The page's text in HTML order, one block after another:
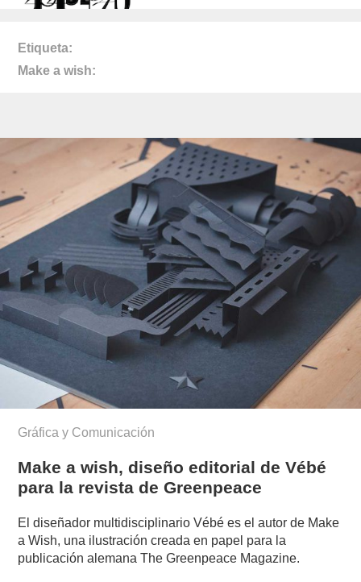
Etiqueta
Make a wish
Gráfica y Comunicación
Make a wish, diseño editorial de Vébé
para la revista de Greenpeace
El diseñador multidisciplinario Vébé es el autor de Make
a Wish, una ilustración creada en papel para la
publicación alemana The Greenpeace Magazine.